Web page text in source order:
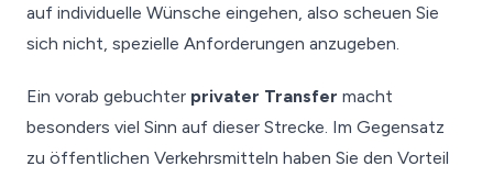
auf individuelle Wünsche eingehen, also scheuen Sie
sich nicht, spezielle Anforderungen anzugeben.
Ein vorab gebuchter privater Transfer macht
besonders viel Sinn auf dieser Strecke. Im Gegensatz
zu öffentlichen Verkehrsmitteln haben Sie den Vorteil